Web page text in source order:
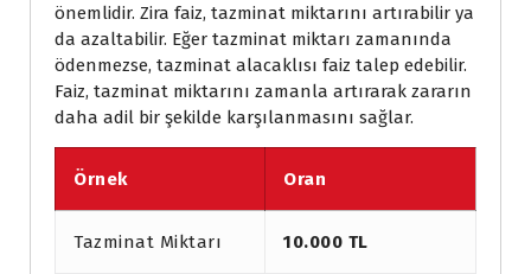
önemlidir. Zira faiz, tazminat miktarını artırabilir ya
da azaltabilir. Eğer tazminat miktarı zamanında
ödenmezse, tazminat alacaklısı faiz talep edebilir.
Faiz, tazminat miktarını zamanla artırarak zararın
daha adil bir şekilde karşılanmasını sağlar.
Örnek Oran
Tazminat Miktarı 10.000 TL